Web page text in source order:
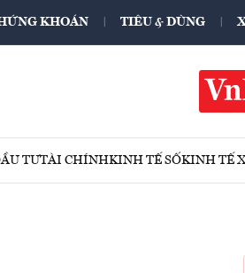
KHOÁN TIÊU & DÙNG
TƯTÀI CHÍNHKINH TẾ SỐKINH TẾ